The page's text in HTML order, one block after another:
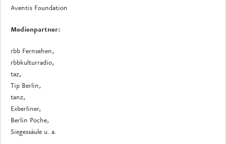
Aventis Foundation
Medienpartner:
rbb Fernsehen,
rbbkulturradio,
taz,
Tip Berlin,
tanz,
Exberliner,
Berlin Poche,
Siegessäule u. a.